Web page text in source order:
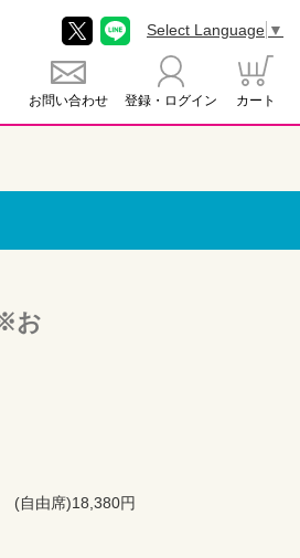
お問い合わせ 登録・ログイン カート
Select Language ▼
お
(自由席)18,380円